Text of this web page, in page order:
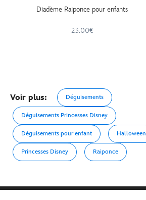
Diadème Raiponce pour enfants
23.00€
Voir plus: Déguisements
Déguisements Princesses Disney
Déguisements pour enfant Halloween
Princesses Disney Raiponce